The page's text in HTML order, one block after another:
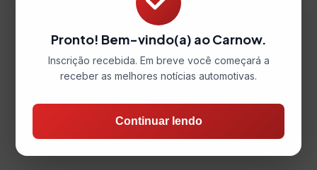
Pronto! Bem-vindo(a) ao Carnow.
Inscrição recebida. Em breve você começará a
receber as melhores notícias automotivas.
Continuar lendo